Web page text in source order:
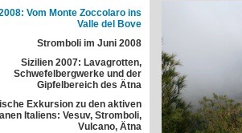
Vom Monte Zoccolaro ins
Valle del Bove
Stromboli im Juni 2008
Sizilien 2007: Lavagrotten,
Schwefelbergwerke und der
Gipfelbereich des Ätna
Exkursion zu den aktiven
Italiens: Vesuv, Stromboli,
Vulcano, Ätna